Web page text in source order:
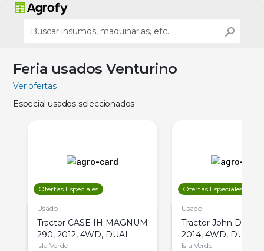
Feria usados Venturino
Ver ofertas
Especial usados seleccionados
Ofertas Especiales
Usado
Tractor CASE IH MAGNUM
290, 2012, 4WD, DUAL
Isla Verde
Ofertas Especiales
Usado
Tractor John Deere
2014, 4WD, DUAL
Isla Verde